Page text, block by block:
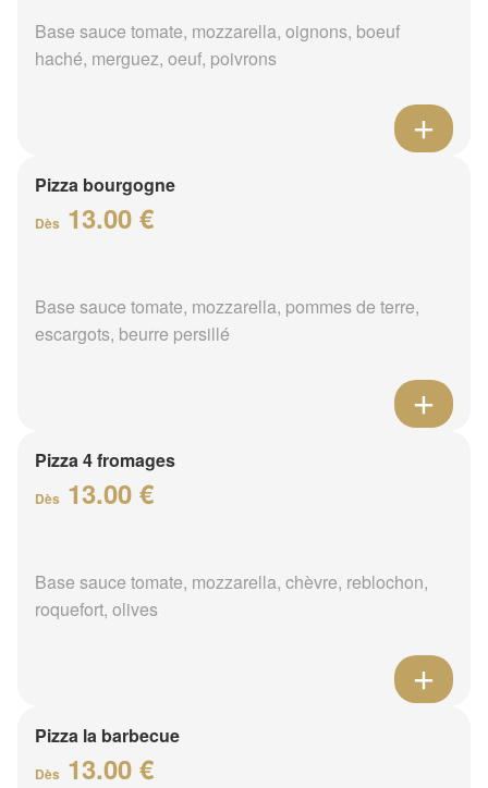
Base sauce tomate, mozzarella, oignons, boeuf
haché, merguez, oeuf, poivrons
Pizza bourgogne
Dès 13.00 €
Base sauce tomate, mozzarella, pommes de terre,
escargots, beurre persillé
Pizza 4 fromages
Dès 13.00 €
Base sauce tomate, mozzarella, chèvre, reblochon,
roquefort, olives
Pizza la barbecue
Dès 13.00 €